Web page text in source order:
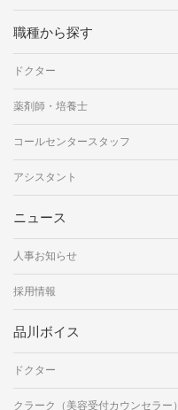
職種から探す
ドクター
薬剤師・培養士
コールセンタースタッフ
アシスタント
ニュース
人事お知らせ
採用情報
品川ボイス
ドクター
クラーク（美容受付カウンセラー）